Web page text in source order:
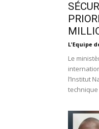
L'Equipe
Le
l’Institut
technique